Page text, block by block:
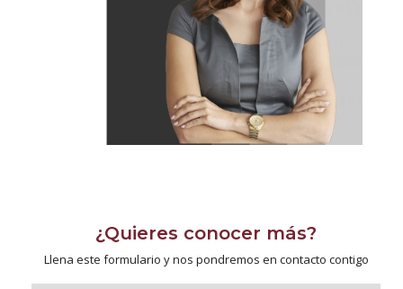
¿Quieres conocer más?
Llena este formulario y nos pondremos en contacto contigo